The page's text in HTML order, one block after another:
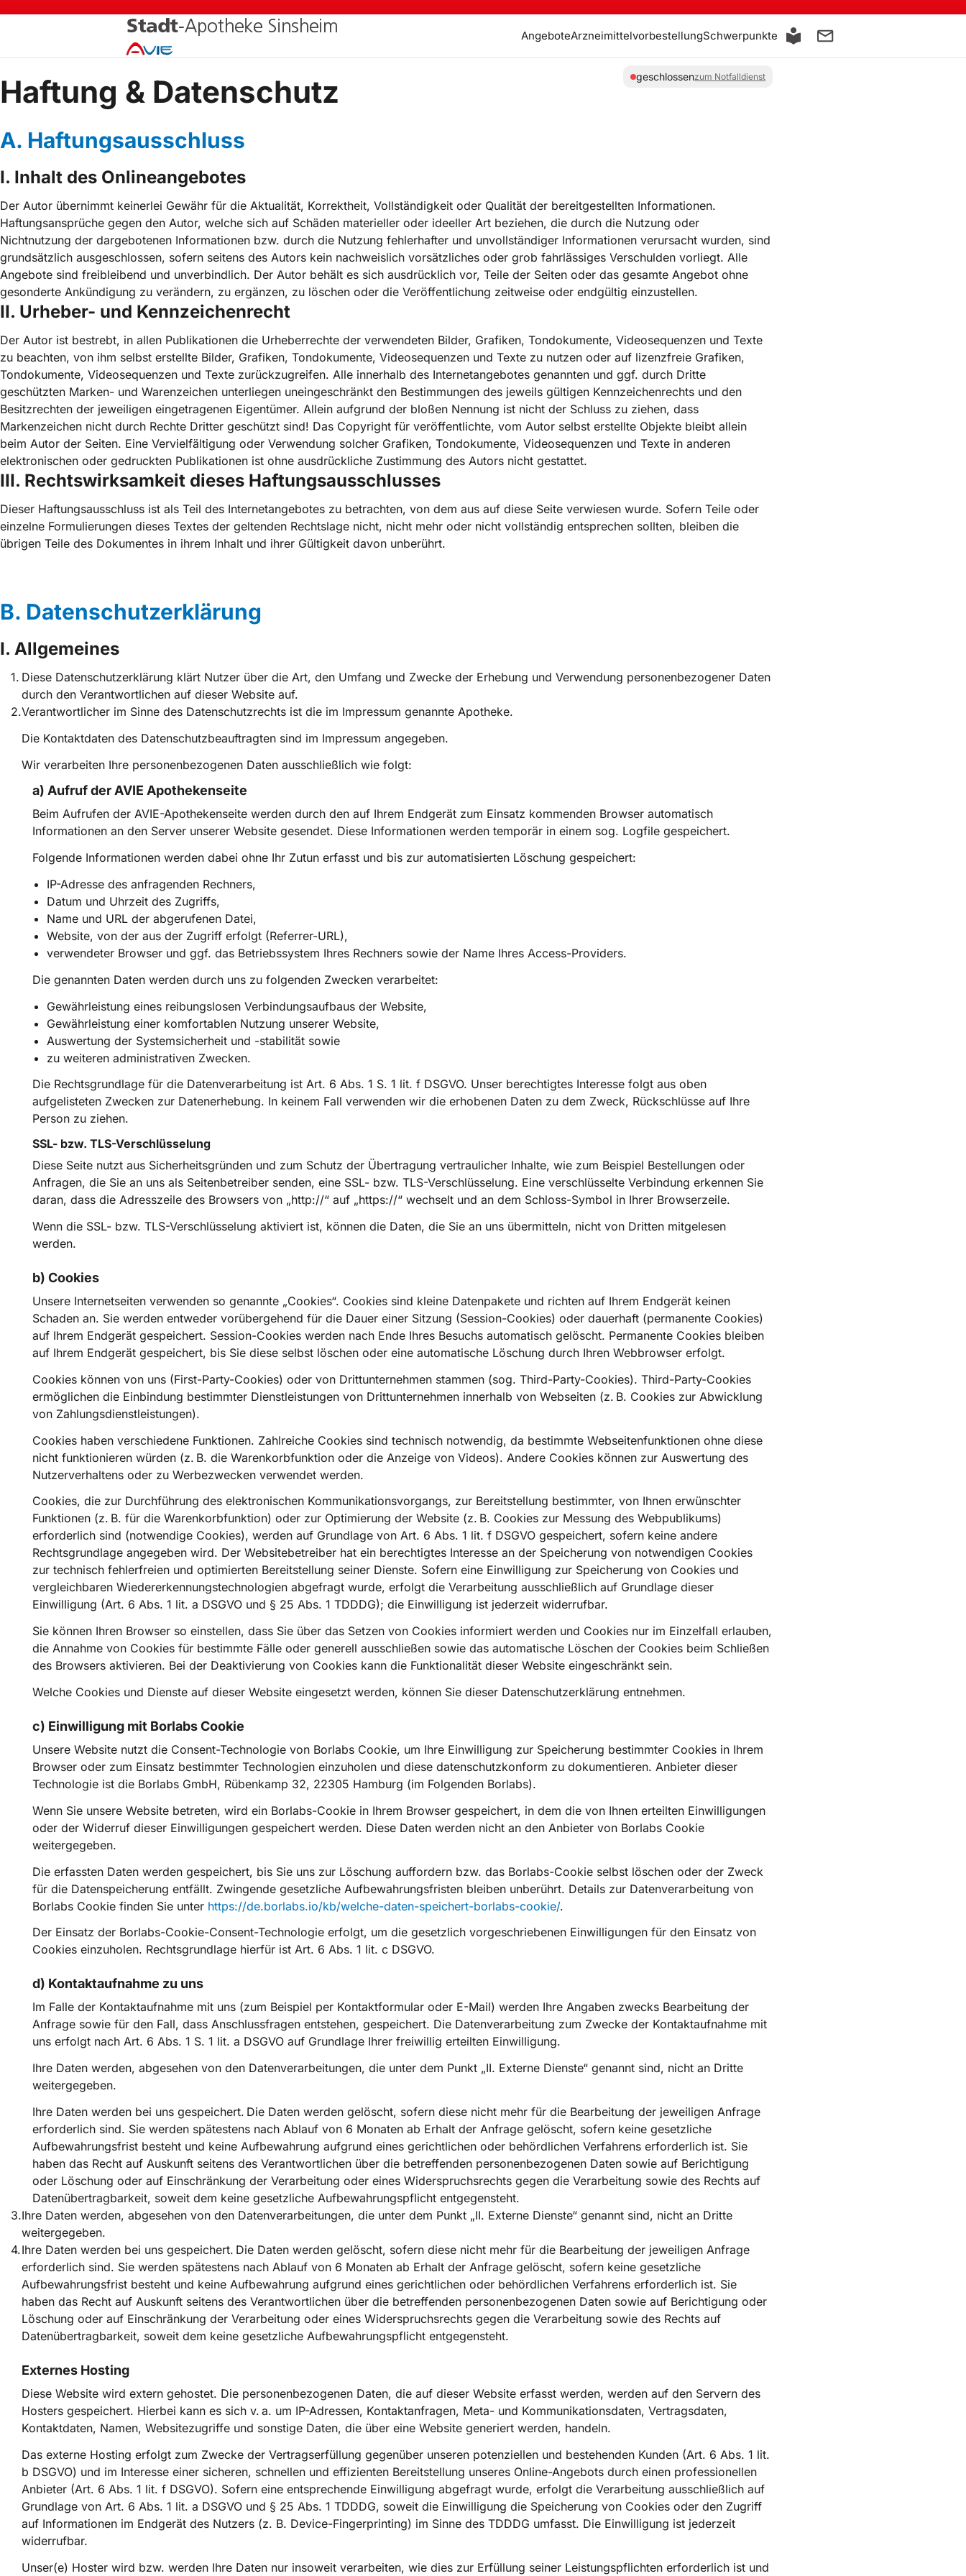
AngeboteArzneimittelvorbestellungSchwerpunkte
geschlossenzum Notfalldienst
Haftung & Datenschutz
A. Haftungsausschluss
I. Inhalt des Onlineangebotes
Der Autor übernimmt keinerlei Gewähr für die Aktualität, Korrektheit, Vollständigkeit oder Qualität der bereitgestellten Informationen.
Haftungsansprüche gegen den Autor, welche sich auf Schäden materieller oder ideeller Art beziehen, die durch die Nutzung oder
Nichtnutzung der dargebotenen Informationen bzw. durch die Nutzung fehlerhafter und unvollständiger Informationen verursacht wurden, sind
grundsätzlich ausgeschlossen, sofern seitens des Autors kein nachweislich vorsätzliches oder grob fahrlässiges Verschulden vorliegt. Alle
Angebote sind freibleibend und unverbindlich. Der Autor behält es sich ausdrücklich vor, Teile der Seiten oder das gesamte Angebot ohne
gesonderte Ankündigung zu verändern, zu ergänzen, zu löschen oder die Veröffentlichung zeitweise oder endgültig einzustellen.
II. Urheber- und Kennzeichenrecht
Der Autor ist bestrebt, in allen Publikationen die Urheberrechte der verwendeten Bilder, Grafiken, Tondokumente, Videosequenzen und Texte
zu beachten, von ihm selbst erstellte Bilder, Grafiken, Tondokumente, Videosequenzen und Texte zu nutzen oder auf lizenzfreie Grafiken,
Tondokumente, Videosequenzen und Texte zurückzugreifen. Alle innerhalb des Internetangebotes genannten und ggf. durch Dritte
geschützten Marken- und Warenzeichen unterliegen uneingeschränkt den Bestimmungen des jeweils gültigen Kennzeichenrechts und den
Besitzrechten der jeweiligen eingetragenen Eigentümer. Allein aufgrund der bloßen Nennung ist nicht der Schluss zu ziehen, dass
Markenzeichen nicht durch Rechte Dritter geschützt sind! Das Copyright für veröffentlichte, vom Autor selbst erstellte Objekte bleibt allein
beim Autor der Seiten. Eine Vervielfältigung oder Verwendung solcher Grafiken, Tondokumente, Videosequenzen und Texte in anderen
elektronischen oder gedruckten Publikationen ist ohne ausdrückliche Zustimmung des Autors nicht gestattet.
III. Rechtswirksamkeit dieses Haftungsausschlusses
Dieser Haftungsausschluss ist als Teil des Internetangebotes zu betrachten, von dem aus auf diese Seite verwiesen wurde. Sofern Teile oder
einzelne Formulierungen dieses Textes der geltenden Rechtslage nicht, nicht mehr oder nicht vollständig entsprechen sollten, bleiben die
übrigen Teile des Dokumentes in ihrem Inhalt und ihrer Gültigkeit davon unberührt.
B. Datenschutzerklärung
I. Allgemeines
Diese Datenschutzerklärung klärt Nutzer über die Art, den Umfang und Zwecke der Erhebung und Verwendung personenbezogener Daten
durch den Verantwortlichen auf dieser Website auf.
Verantwortlicher im Sinne des Datenschutzrechts ist die im Impressum genannte Apotheke.
Die Kontaktdaten des Datenschutzbeauftragten sind im Impressum angegeben.
Wir verarbeiten Ihre personenbezogenen Daten ausschließlich wie folgt:
a) Aufruf der AVIE Apothekenseite
Beim Aufrufen der AVIE-Apothekenseite werden durch den auf Ihrem Endgerät zum Einsatz kommenden Browser automatisch
Informationen an den Server unserer Website gesendet. Diese Informationen werden temporär in einem sog. Logfile gespeichert.
Folgende Informationen werden dabei ohne Ihr Zutun erfasst und bis zur automatisierten Löschung gespeichert:
IP-Adresse des anfragenden Rechners,
Datum und Uhrzeit des Zugriffs,
Name und URL der abgerufenen Datei,
Website, von der aus der Zugriff erfolgt (Referrer-URL),
verwendeter Browser und ggf. das Betriebssystem Ihres Rechners sowie der Name Ihres Access-Providers.
Die genannten Daten werden durch uns zu folgenden Zwecken verarbeitet:
Gewährleistung eines reibungslosen Verbindungsaufbaus der Website,
Gewährleistung einer komfortablen Nutzung unserer Website,
Auswertung der Systemsicherheit und -stabilität sowie
zu weiteren administrativen Zwecken.
Die Rechtsgrundlage für die Datenverarbeitung ist Art. 6 Abs. 1 S. 1 lit. f DSGVO. Unser berechtigtes Interesse folgt aus oben
aufgelisteten Zwecken zur Datenerhebung. In keinem Fall verwenden wir die erhobenen Daten zu dem Zweck, Rückschlüsse auf Ihre
Person zu ziehen.
SSL- bzw. TLS-Verschlüsselung
Diese Seite nutzt aus Sicherheitsgründen und zum Schutz der Übertragung vertraulicher Inhalte, wie zum Beispiel Bestellungen oder
Anfragen, die Sie an uns als Seitenbetreiber senden, eine SSL- bzw. TLS-Verschlüsselung. Eine verschlüsselte Verbindung erkennen Sie
daran, dass die Adresszeile des Browsers von „http://“ auf „https://“ wechselt und an dem Schloss-Symbol in Ihrer Browserzeile.
Wenn die SSL- bzw. TLS-Verschlüsselung aktiviert ist, können die Daten, die Sie an uns übermitteln, nicht von Dritten mitgelesen
werden.
b) Cookies
Unsere Internetseiten verwenden so genannte „Cookies“. Cookies sind kleine Datenpakete und richten auf Ihrem Endgerät keinen
Schaden an. Sie werden entweder vorübergehend für die Dauer einer Sitzung (Session-Cookies) oder dauerhaft (permanente Cookies)
auf Ihrem Endgerät gespeichert. Session-Cookies werden nach Ende Ihres Besuchs automatisch gelöscht. Permanente Cookies bleiben
auf Ihrem Endgerät gespeichert, bis Sie diese selbst löschen oder eine automatische Löschung durch Ihren Webbrowser erfolgt.
Cookies können von uns (First-Party-Cookies) oder von Drittunternehmen stammen (sog. Third-Party-Cookies). Third-Party-Cookies
ermöglichen die Einbindung bestimmter Dienstleistungen von Drittunternehmen innerhalb von Webseiten (z. B. Cookies zur Abwicklung
von Zahlungsdienstleistungen).
Cookies haben verschiedene Funktionen. Zahlreiche Cookies sind technisch notwendig, da bestimmte Webseitenfunktionen ohne diese
nicht funktionieren würden (z. B. die Warenkorbfunktion oder die Anzeige von Videos). Andere Cookies können zur Auswertung des
Nutzerverhaltens oder zu Werbezwecken verwendet werden.
Cookies, die zur Durchführung des elektronischen Kommunikationsvorgangs, zur Bereitstellung bestimmter, von Ihnen erwünschter
Funktionen (z. B. für die Warenkorbfunktion) oder zur Optimierung der Website (z. B. Cookies zur Messung des Webpublikums)
erforderlich sind (notwendige Cookies), werden auf Grundlage von Art. 6 Abs. 1 lit. f DSGVO gespeichert, sofern keine andere
Rechtsgrundlage angegeben wird. Der Websitebetreiber hat ein berechtigtes Interesse an der Speicherung von notwendigen Cookies
zur technisch fehlerfreien und optimierten Bereitstellung seiner Dienste. Sofern eine Einwilligung zur Speicherung von Cookies und
vergleichbaren Wiedererkennungstechnologien abgefragt wurde, erfolgt die Verarbeitung ausschließlich auf Grundlage dieser
Einwilligung (Art. 6 Abs. 1 lit. a DSGVO und § 25 Abs. 1 TDDDG); die Einwilligung ist jederzeit widerrufbar.
Sie können Ihren Browser so einstellen, dass Sie über das Setzen von Cookies informiert werden und Cookies nur im Einzelfall erlauben,
die Annahme von Cookies für bestimmte Fälle oder generell ausschließen sowie das automatische Löschen der Cookies beim Schließen
des Browsers aktivieren. Bei der Deaktivierung von Cookies kann die Funktionalität dieser Website eingeschränkt sein.
Welche Cookies und Dienste auf dieser Website eingesetzt werden, können Sie dieser Datenschutzerklärung entnehmen.
c) Einwilligung mit Borlabs Cookie
Unsere Website nutzt die Consent-Technologie von Borlabs Cookie, um Ihre Einwilligung zur Speicherung bestimmter Cookies in Ihrem
Browser oder zum Einsatz bestimmter Technologien einzuholen und diese datenschutzkonform zu dokumentieren. Anbieter dieser
Technologie ist die Borlabs GmbH, Rübenkamp 32, 22305 Hamburg (im Folgenden Borlabs).
Wenn Sie unsere Website betreten, wird ein Borlabs-Cookie in Ihrem Browser gespeichert, in dem die von Ihnen erteilten Einwilligungen
oder der Widerruf dieser Einwilligungen gespeichert werden. Diese Daten werden nicht an den Anbieter von Borlabs Cookie
weitergegeben.
Die erfassten Daten werden gespeichert, bis Sie uns zur Löschung auffordern bzw. das Borlabs-Cookie selbst löschen oder der Zweck
für die Datenspeicherung entfällt. Zwingende gesetzliche Aufbewahrungsfristen bleiben unberührt. Details zur Datenverarbeitung von
Borlabs Cookie finden Sie unter https://de.borlabs.io/kb/welche-daten-speichert-borlabs-cookie/.
Der Einsatz der Borlabs-Cookie-Consent-Technologie erfolgt, um die gesetzlich vorgeschriebenen Einwilligungen für den Einsatz von
Cookies einzuholen. Rechtsgrundlage hierfür ist Art. 6 Abs. 1 lit. c DSGVO.
d) Kontaktaufnahme zu uns
Im Falle der Kontaktaufnahme mit uns (zum Beispiel per Kontaktformular oder E-Mail) werden Ihre Angaben zwecks Bearbeitung der
Anfrage sowie für den Fall, dass Anschlussfragen entstehen, gespeichert. Die Datenverarbeitung zum Zwecke der Kontaktaufnahme mit
uns erfolgt nach Art. 6 Abs. 1 S. 1 lit. a DSGVO auf Grundlage Ihrer freiwillig erteilten Einwilligung.
Ihre Daten werden, abgesehen von den Datenverarbeitungen, die unter dem Punkt „II. Externe Dienste“ genannt sind, nicht an Dritte
weitergegeben.
Ihre Daten werden bei uns gespeichert. Die Daten werden gelöscht, sofern diese nicht mehr für die Bearbeitung der jeweiligen Anfrage
erforderlich sind. Sie werden spätestens nach Ablauf von 6 Monaten ab Erhalt der Anfrage gelöscht, sofern keine gesetzliche
Aufbewahrungsfrist besteht und keine Aufbewahrung aufgrund eines gerichtlichen oder behördlichen Verfahrens erforderlich ist. Sie
haben das Recht auf Auskunft seitens des Verantwortlichen über die betreffenden personenbezogenen Daten sowie auf Berichtigung
oder Löschung oder auf Einschränkung der Verarbeitung oder eines Widerspruchsrechts gegen die Verarbeitung sowie des Rechts auf
Datenübertragbarkeit, soweit dem keine gesetzliche Aufbewahrungspflicht entgegensteht.
Ihre Daten werden, abgesehen von den Datenverarbeitungen, die unter dem Punkt „II. Externe Dienste“ genannt sind, nicht an Dritte
weitergegeben.
Ihre Daten werden bei uns gespeichert. Die Daten werden gelöscht, sofern diese nicht mehr für die Bearbeitung der jeweiligen Anfrage
erforderlich sind. Sie werden spätestens nach Ablauf von 6 Monaten ab Erhalt der Anfrage gelöscht, sofern keine gesetzliche
Aufbewahrungsfrist besteht und keine Aufbewahrung aufgrund eines gerichtlichen oder behördlichen Verfahrens erforderlich ist. Sie
haben das Recht auf Auskunft seitens des Verantwortlichen über die betreffenden personenbezogenen Daten sowie auf Berichtigung oder
Löschung oder auf Einschränkung der Verarbeitung oder eines Widerspruchsrechts gegen die Verarbeitung sowie des Rechts auf
Datenübertragbarkeit, soweit dem keine gesetzliche Aufbewahrungspflicht entgegensteht.
Externes Hosting
Diese Website wird extern gehostet. Die personenbezogenen Daten, die auf dieser Website erfasst werden, werden auf den Servern des
Hosters gespeichert. Hierbei kann es sich v. a. um IP-Adressen, Kontaktanfragen, Meta- und Kommunikationsdaten, Vertragsdaten,
Kontaktdaten, Namen, Websitezugriffe und sonstige Daten, die über eine Website generiert werden, handeln.
Das externe Hosting erfolgt zum Zwecke der Vertragserfüllung gegenüber unseren potenziellen und bestehenden Kunden (Art. 6 Abs. 1 lit.
b DSGVO) und im Interesse einer sicheren, schnellen und effizienten Bereitstellung unseres Online-Angebots durch einen professionellen
Anbieter (Art. 6 Abs. 1 lit. f DSGVO). Sofern eine entsprechende Einwilligung abgefragt wurde, erfolgt die Verarbeitung ausschließlich auf
Grundlage von Art. 6 Abs. 1 lit. a DSGVO und § 25 Abs. 1 TDDDG, soweit die Einwilligung die Speicherung von Cookies oder den Zugriff
auf Informationen im Endgerät des Nutzers (z. B. Device-Fingerprinting) im Sinne des TDDDG umfasst. Die Einwilligung ist jederzeit
widerrufbar.
Unser(e) Hoster wird bzw. werden Ihre Daten nur insoweit verarbeiten, wie dies zur Erfüllung seiner Leistungspflichten erforderlich ist und